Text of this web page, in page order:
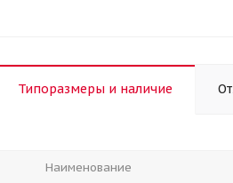
Типоразмеры и наличие
Наименование